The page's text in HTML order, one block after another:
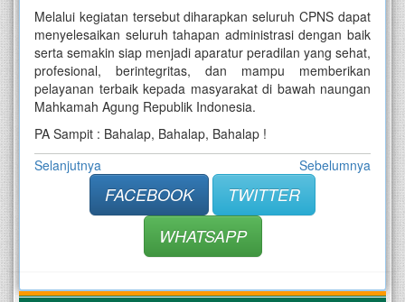
Melalui kegiatan tersebut diharapkan seluruh CPNS dapat
menyelesaikan seluruh tahapan administrasi dengan baik
serta semakin siap menjadi aparatur peradilan yang sehat,
profesional, berintegritas, dan mampu memberikan
pelayanan terbaik kepada masyarakat di bawah naungan
Mahkamah Agung Republik Indonesia.
PA Sampit : Bahalap, Bahalap, Bahalap !
Selanjutnya
Sebelumnya
FACEBOOK
TWITTER
WHATSAPP